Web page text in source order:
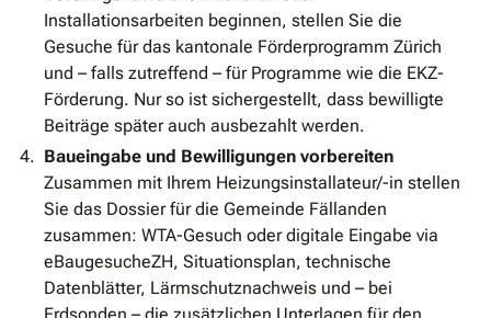
Installationsarbeiten beginnen, stellen Sie die
Gesuche für das kantonale Förderprogramm Zürich
und – falls zutreffend – für Programme wie die EKZ-
Förderung. Nur so ist sichergestellt, dass bewilligte
Beiträge später auch ausbezahlt werden.
Baueingabe und Bewilligungen vorbereiten
Zusammen mit Ihrem Heizungsinstallateur/-in stellen
Sie das Dossier für die Gemeinde Fällanden
zusammen: WTA-Gesuch oder digitale Eingabe via
eBaugesucheZH, Situationsplan, technische
Datenblätter, Lärmschutznachweis und – bei